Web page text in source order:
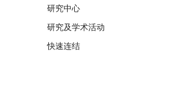
研究中心
研究及学术活动
快速连结